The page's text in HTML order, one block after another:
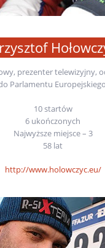
prezenter telewizyjny,
Parlamentu
10 startów
6 ukończonych
Najwyższe miejsce – 3
58 lat
http://www.holowczyc.eu/